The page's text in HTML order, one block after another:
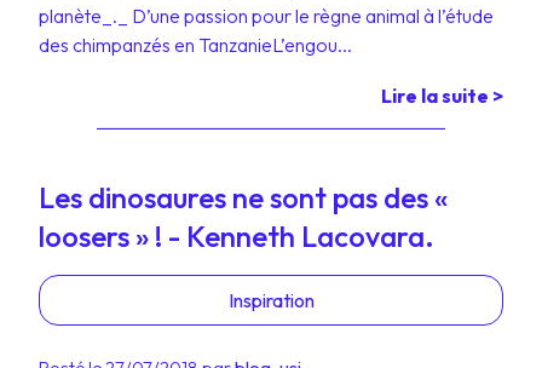
planète_._ D’une passion pour le règne animal à l’étude
des chimpanzés en TanzanieL’engou...
Lire la suite >
Les dinosaures ne sont pas des «
loosers » ! - Kenneth Lacovara.
Inspiration